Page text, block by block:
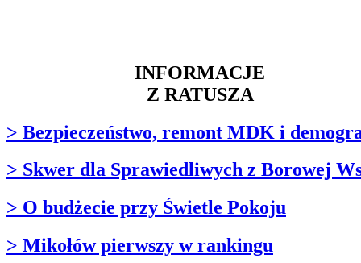
INFORMACJE
Z RATUSZA
> Bezpieczeństwo, remont MDK i
> Skwer dla Sprawiedliwych z Borowej
> O budżecie przy Świetle Pokoju
> Mikołów pierwszy w rankingu